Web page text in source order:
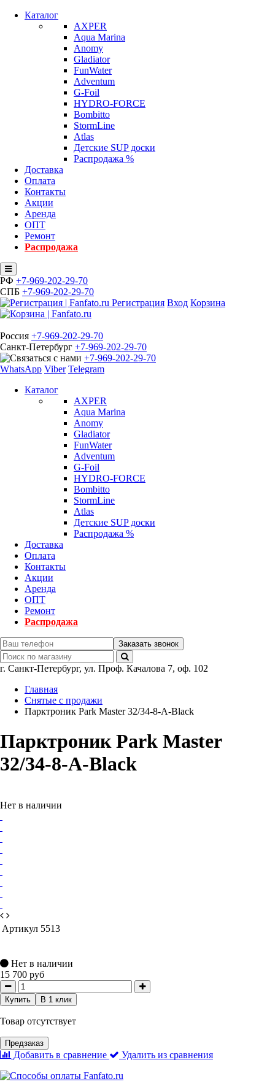
Каталог
AXPER
Aqua Marina
Anomy
Gladiator
FunWater
Adventum
G-Foil
HYDRO-FORCE
Bombitto
StormLine
Atlas
Детские SUP доски
Распродажа %
Доставка
Оплата
Контакты
Акции
Аренда
ОПТ
Ремонт
Распродажа
РФ +7-969-202-29-70
СПБ +7-969-202-29-70
Регистрация Вход Корзина
Россия +7-969-202-29-70
Санкт-Петербург +7-969-202-29-70
+7-969-202-29-70
WhatsApp Viber Telegram
Каталог
AXPER
Aqua Marina
Anomy
Gladiator
FunWater
Adventum
G-Foil
HYDRO-FORCE
Bombitto
StormLine
Atlas
Детские SUP доски
Распродажа %
Доставка
Оплата
Контакты
Акции
Аренда
ОПТ
Ремонт
Распродажа
Заказать звонок
г. Санкт-Петербург, ул. Проф. Качалова 7, оф. 102
Главная
Снятые с продажи
Парктроник Park Master 32/34-8-A-Black
Парктроник Park Master
32/34-8-A-Black
Нет в наличии
Артикул 5513
Нет в наличии
15 700 руб
Купить В 1 клик
Товар отсутствует
Предзаказ
Добавить в сравнение Удалить из сравнения